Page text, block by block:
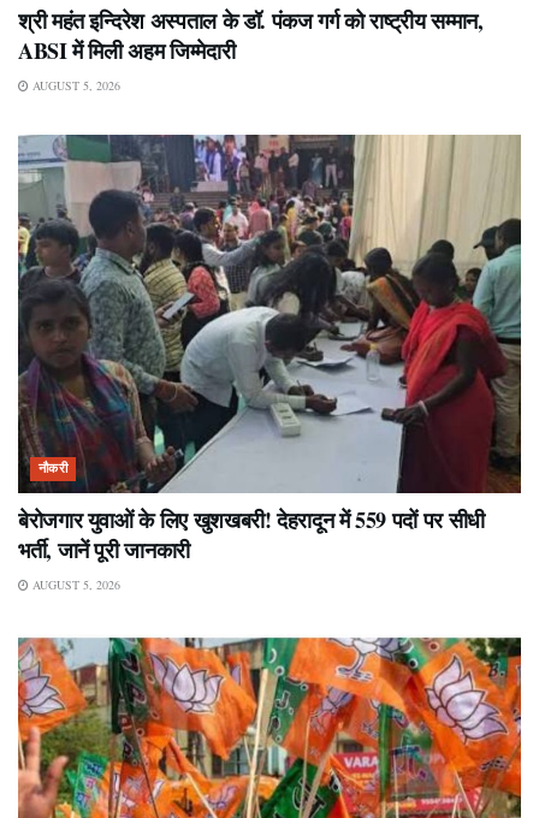
श्री महंत इन्दिरेश अस्पताल के डॉ. पंकज गर्ग को राष्ट्रीय सम्मान,
ABSI में मिली अहम जिम्मेदारी
AUGUST 5, 2026
नौकरी
बेरोजगार युवाओं के लिए खुशखबरी! देहरादून में 559 पदों पर सीधी
भर्ती, जानें पूरी जानकारी
AUGUST 5, 2026